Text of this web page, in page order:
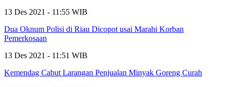
13 Des 2021 - 11:55 WIB
Dua Oknum Polisi di Riau Dicopot usai Marahi Korban
Pemerkosaan
13 Des 2021 - 11:51 WIB
Kemendag Cabut Larangan Penjualan Minyak Goreng Curah